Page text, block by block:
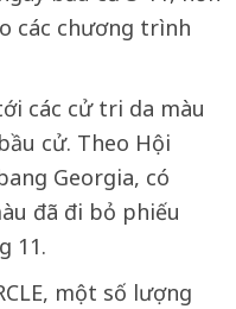
các chương trình
các cử tri da màu
cử. Theo Hội
Georgia, có
đã đi bỏ phiếu
11.
một số lượng